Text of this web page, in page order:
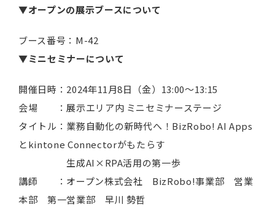
▼オープンの展示ブースについて
ブース番号：M-42
▼ミニセミナーについて
開催日時：2024年11月8日（金）13:00～13:15
会場 ：展示エリア内 ミニセミナーステージ
タイトル：業務自動化の新時代へ！BizRobo! AI Apps
とkintone Connectorがもたらす
生成AI×RPA活用の第一歩
講師 ：オープン株式会社 BizRobo!事業部 営業
本部 第一営業部 早川 勢哲